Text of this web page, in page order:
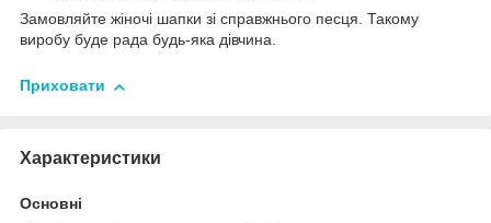
Замовляйте жіночі шапки зі справжнього песця. Такому
виробу буде рада будь-яка дівчина.
Приховати
Характеристики
Основні